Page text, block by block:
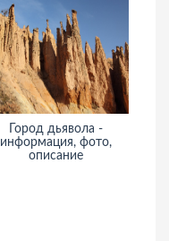
Город дьявола -
информация, фото,
описание